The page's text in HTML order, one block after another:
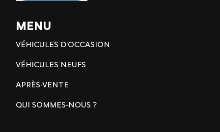
MENU
VÉHICULES D'OCCASION
VÉHICULES NEUFS
APRÈS-VENTE
QUI SOMMES-NOUS ?